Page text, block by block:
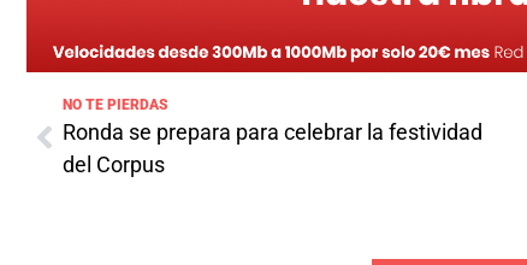
NO TE PIERDAS
Ronda se prepara para celebrar la festividad
del Corpus